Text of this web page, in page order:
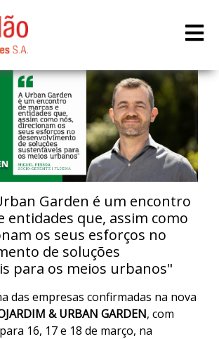
Garden é um encontro
entidades que, assim como
os seus esforços no
de soluções
para os meios urbanos"
das empresas confirmadas na nova
& URBAN GARDEN, com
16, 17 e 18 de março, na